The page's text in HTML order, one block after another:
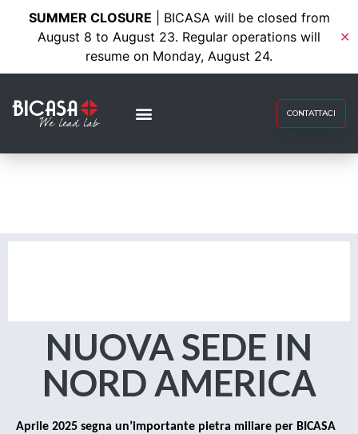
SUMMER CLOSURE | BICASA will be closed from
August 8 to August 23. Regular operations will
resume on Monday, August 24.
✕
CONTATTACI
NUOVA SEDE IN
NORD AMERICA
Aprile 2025 segna un’importante pietra miliare per BICASA